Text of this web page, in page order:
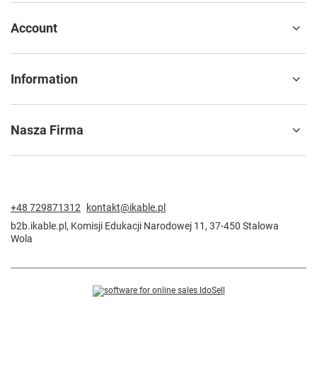
Account
Information
Nasza Firma
+48 729871312
kontakt@ikable.pl
b2b.ikable.pl , Komisji Edukacji Narodowej 11 , 37-450 Stalowa
Wola